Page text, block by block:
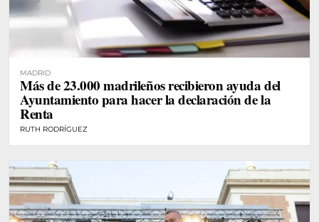
MADRID
Más de 23.000 madrileños recibieron ayuda del
Ayuntamiento para hacer la declaración de la
Renta
RUTH RODRÍGUEZ